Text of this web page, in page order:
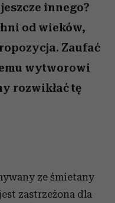
innego?
od wieków,
Zaufać
wytworowi
rozwikłać tę
ze śmietany
zastrzeżona dla